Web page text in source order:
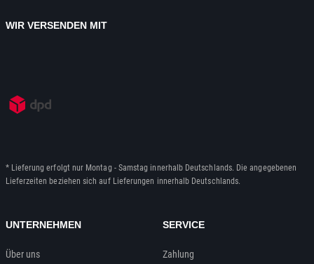
WIR VERSENDEN MIT
* Lieferung erfolgt nur Montag - Samstag innerhalb Deutschlands. Die angegebenen
Lieferzeiten beziehen sich auf Lieferungen innerhalb Deutschlands.
UNTERNEHMEN
Über uns
SERVICE
Zahlung